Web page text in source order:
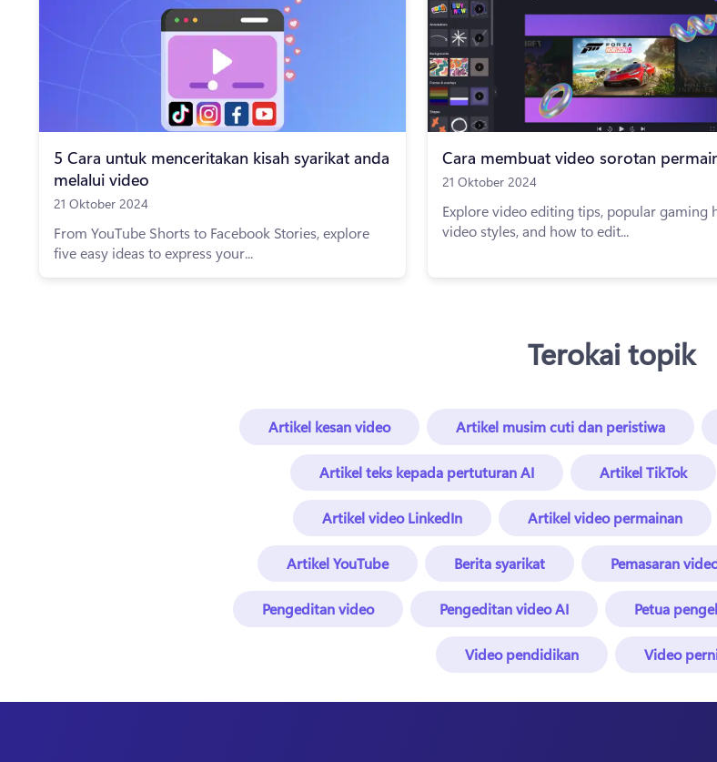
5 Cara untuk menceritakan kisah syarikat anda
melalui video
21 Oktober 2024
From YouTube Shorts to Facebook Stories, explore
five easy ideas to express your...
Cara membuat video sorotan
21 Oktober 2024
Explore video editing tips, popular gaming
video styles, and how to edit...
Terokai topik
Artikel kesan video Artikel musim cuti dan peristiwa
Artikel teks kepada pertuturan AI Artikel TikTok
Artikel video LinkedIn Artikel video permainan
Artikel YouTube Berita syarikat Pemasaran
Pengeditan video Pengeditan video AI Petua
Video pendidikan Video